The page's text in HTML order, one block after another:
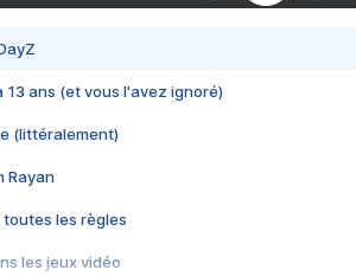
13 ans (et vous l'avez ignoré)
(littéralement)
Rayan
toutes les règles
les jeux vidéo